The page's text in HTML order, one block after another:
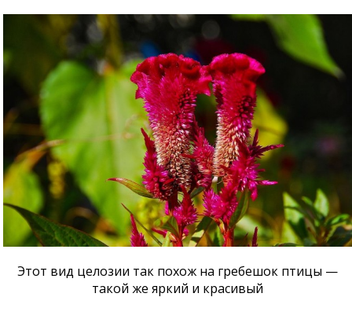
Этот вид целозии так похож на гребешок птицы —
такой же яркий и красивый